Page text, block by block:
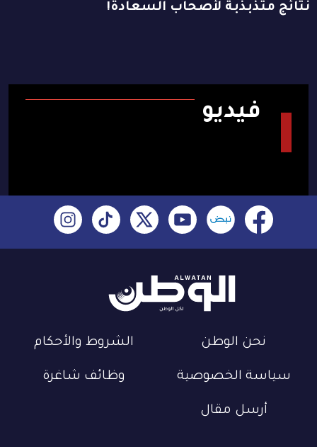
نتائج متذبذبة لأصحاب السعادة!
فيديو
نحن الوطن الشروط والأحكام
سياسة الخصوصية وظائف شاغرة
أرسل مقال